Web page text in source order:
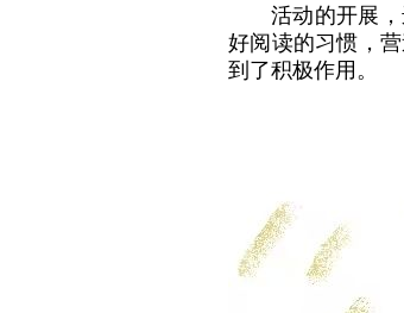
活动的开展
好阅读的习惯，
到了积极作用。